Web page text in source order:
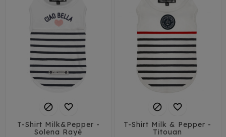
 
T-Shirt Milk&Pepper -
Solena Rayé
 
T-Shirt Milk & Pepper -
Titouan